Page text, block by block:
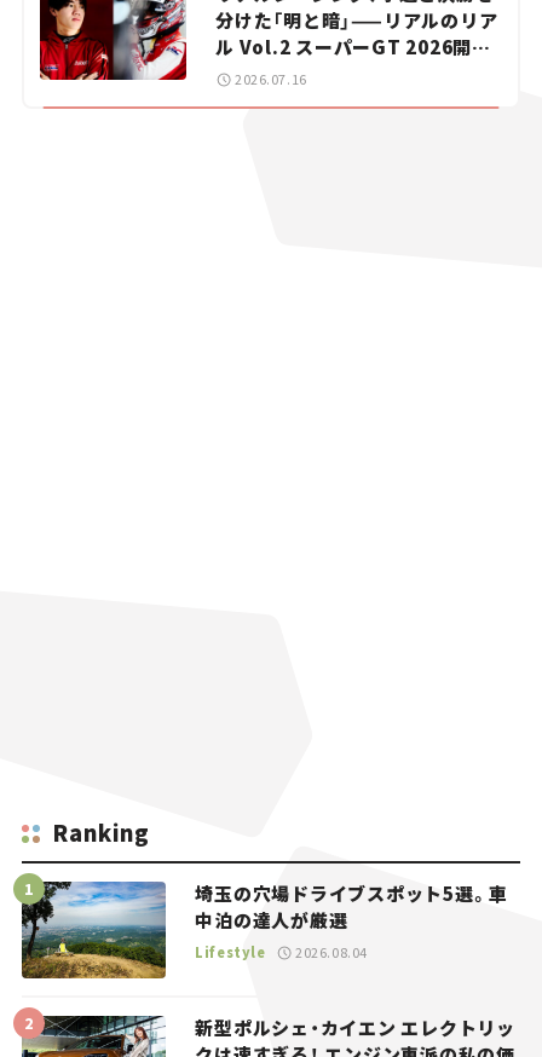
分けた「明と暗」——リアルのリア
ル Vol.2 スーパーGT 2026開幕
戦 岡山国際サーキット
2026.07.16
Ranking
埼玉の穴場ドライブスポット5選。車
中泊の達人が厳選
Lifestyle 2026.08.04
新型ポルシェ・カイエン エレクトリッ